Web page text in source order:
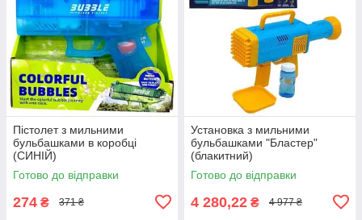
Пістолет з мильними
бульбашками в коробці
(СИНІЙ)
Готово до відправки
274 ₴ 371 ₴
Установка з мильними
бульбашками "Бластер"
(блакитний)
Готово до відправки
4 280,22 ₴ 4 977 ₴